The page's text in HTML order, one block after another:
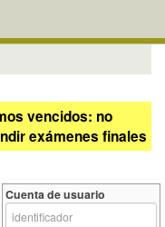
vencidos: no
exámenes finales
Cuenta de usuario